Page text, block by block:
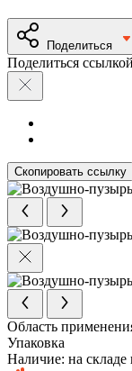
Поделиться
Поделиться
Скопировать ссылку
Область
Упаковка
Наличие: на